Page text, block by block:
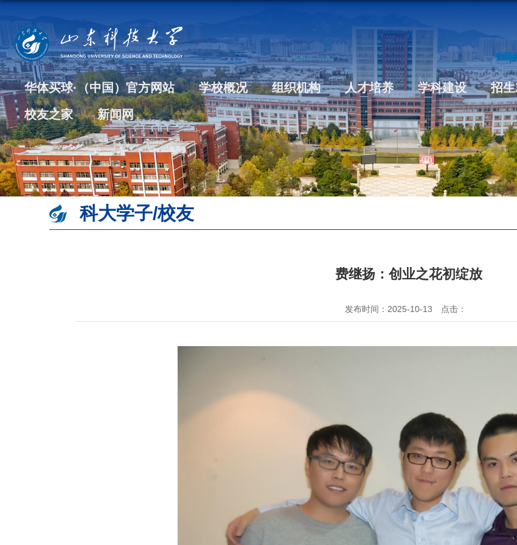
华体买球·（中国）官方网站 学校概况 组织机构 人才培养 学科建设 招
校友之家
新闻网
科大学子/校友
费继扬：创业之花初绽放
发布时间：2025-10-13 点击：